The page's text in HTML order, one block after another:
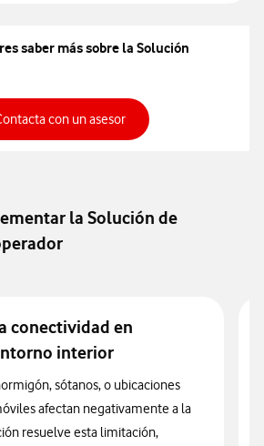
saber más sobre la Solución
con un asesorContacta con un asesor
la Solución de
conectividad en
interior
sótanos, o ubicaciones
afectan negativamente a la
resuelve esta limitación,